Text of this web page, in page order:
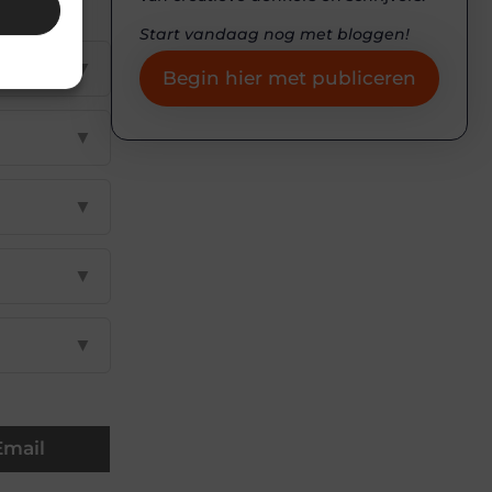
▼
▼
▼
▼
▼
Start vandaag nog met bloggen!
Begin hier met publiceren